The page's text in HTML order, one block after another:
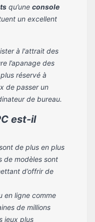
qu’une console
un excellent
à l'attrait des
l’apanage des
réservé à
de passer un
de bureau.
est-il
de plus en plus
de modèles sont
d’offrir de
en ligne comme
de millions
jeux plus